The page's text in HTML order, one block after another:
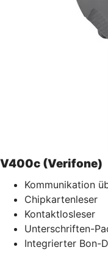
V400c (Verifone)
Kommunikation
Chipkartenleser
Kontaktlosleser
Unterschriften-
Integrierter Bon-